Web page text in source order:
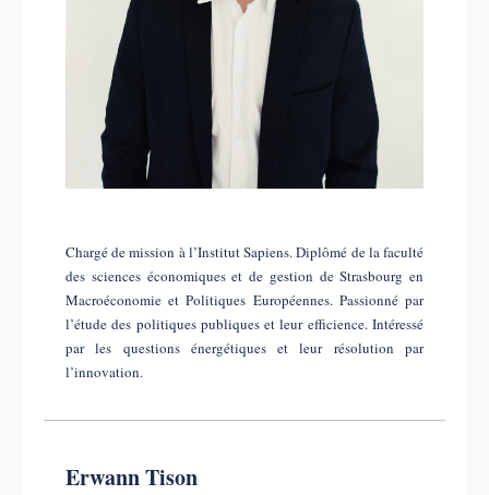
Chargé de mission à l’Institut Sapiens. Diplômé de la faculté
des sciences économiques et de gestion de Strasbourg en
Macroéconomie et Politiques Européennes. Passionné par
l’étude des politiques publiques et leur efficience. Intéressé
par les questions énergétiques et leur résolution par
l’innovation.
Erwann Tison